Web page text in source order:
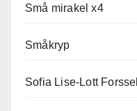
Små mirakel x4
Småkryp
Sofia Lise-Lott Forssell